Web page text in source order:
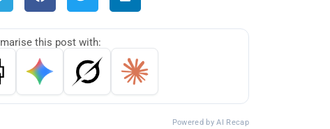
this post with:
Powered by AI Recap